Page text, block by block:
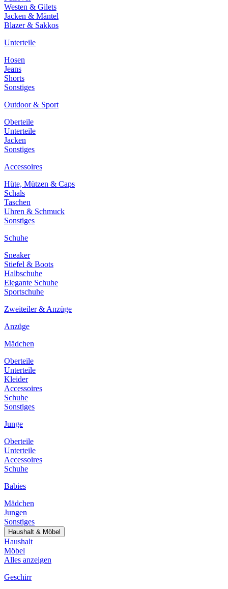
Westen & Gilets
Jacken & Mäntel
Blazer & Sakkos
Unterteile
Hosen
Jeans
Shorts
Sonstiges
Outdoor & Sport
Oberteile
Unterteile
Jacken
Sonstiges
Accessoires
Hüte, Mützen & Caps
Schals
Taschen
Uhren & Schmuck
Sonstiges
Schuhe
Sneaker
Stiefel & Boots
Halbschuhe
Elegante Schuhe
Sportschuhe
Zweiteiler & Anzüge
Anzüge
Mädchen
Oberteile
Unterteile
Kleider
Accessoires
Schuhe
Sonstiges
Junge
Oberteile
Unterteile
Accessoires
Schuhe
Babies
Mädchen
Jungen
Sonstiges
Haushalt & Möbel
Haushalt
Möbel
Alles anzeigen
Geschirr